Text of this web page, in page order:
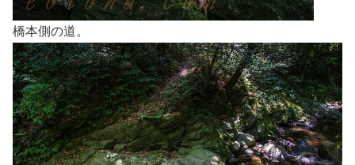
橋本側の道。